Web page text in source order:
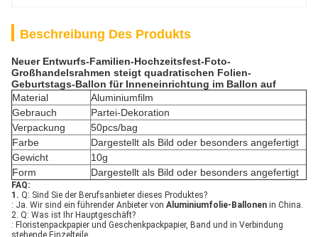
Beschreibung Des Produkts
Neuer Entwurfs-Familien-Hochzeitsfest-Foto-
Großhandelsrahmen steigt quadratischen Folien-
Geburtstags-Ballon für Inneneinrichtung im Ballon auf
Material
Aluminiumfilm
Gebrauch
Partei-Dekoration
Verpackung
50pcs/bag
Farbe
Dargestellt als Bild oder besonders angefertigt
Gewicht
10g
Form
Dargestellt als Bild oder besonders angefertigt
FAQ:
1. Q: Sind Sie der Berufsanbieter dieses Produktes?
: Ja. Wir sind ein führender Anbieter von Aluminiumfolie-Ballonen in China.
2. Q: Was ist Ihr Hauptgeschäft?
: Floristenpackpapier und Geschenkpackpapier, Band und in Verbindung
stehende Einzelteile.